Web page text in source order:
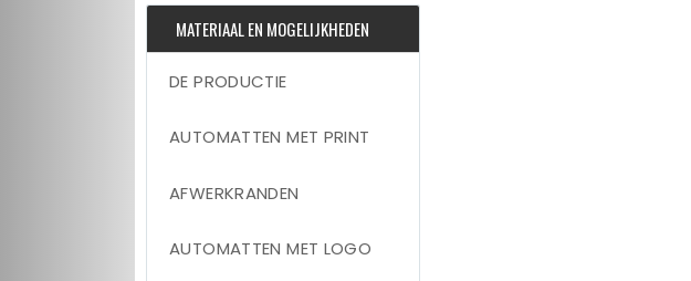
MATERIAAL EN MOGELIJKHEDEN
DE PRODUCTIE
AUTOMATTEN MET PRINT
AFWERKRANDEN
AUTOMATTEN MET LOGO